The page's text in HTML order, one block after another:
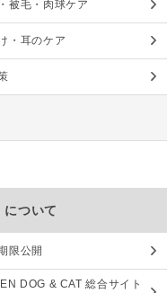
被毛・肉球ケア
・耳のケア
ついて
限公開
DOG & CAT 総合サイト